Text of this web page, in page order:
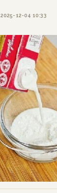
2025-12-04 10:33